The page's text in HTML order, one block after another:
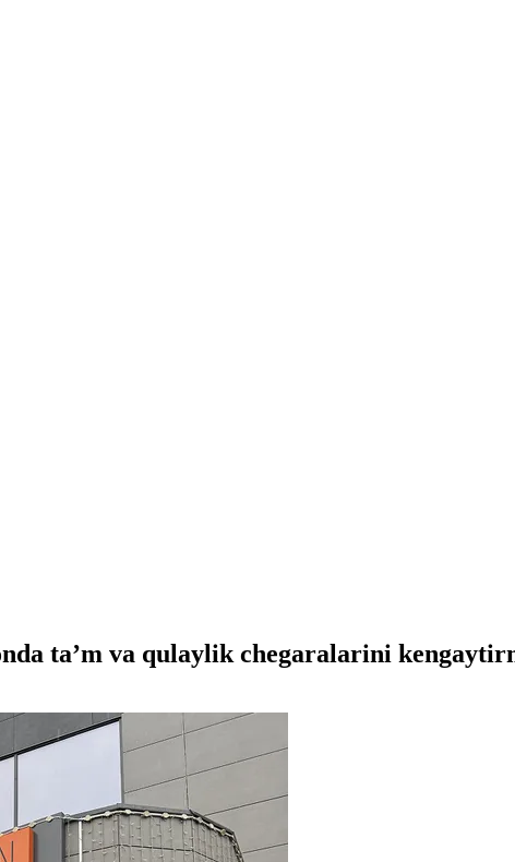
ta’m va qulaylik chegaralarini